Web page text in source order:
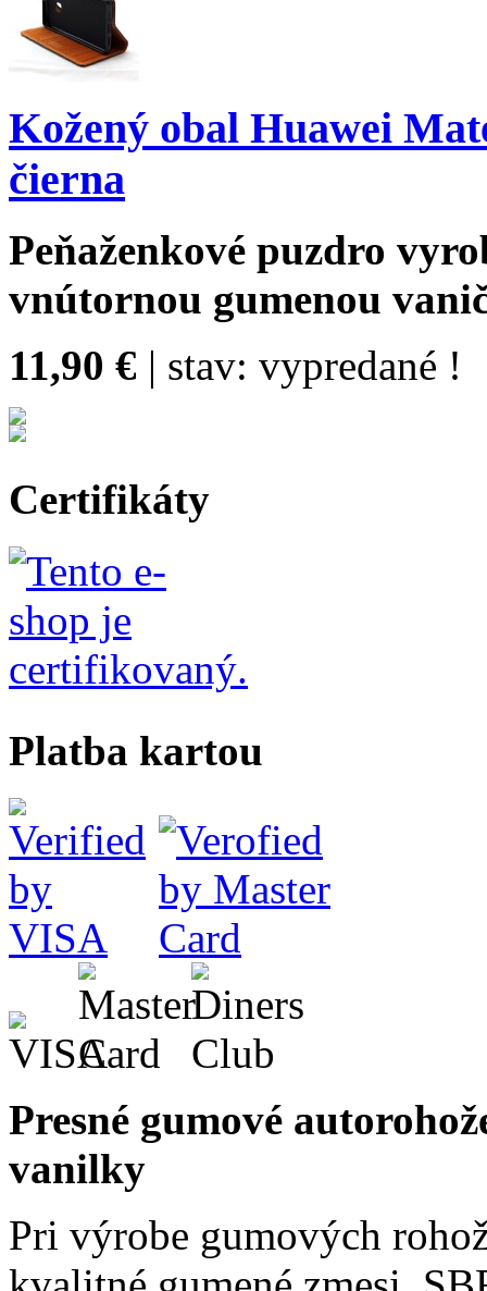
Kožený obal Huawei
čierna
Peňaženkové puzdro
vnútornou gumenou
11,90 € | stav: vypredané !
Certifikáty
Platba kartou
Presné gumové
vanilky
Pri výrobe gumových